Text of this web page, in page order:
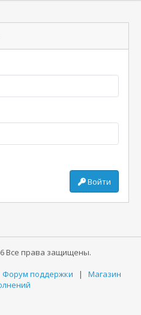
Войти
Все права защищены.
Форум поддержки | Магазин